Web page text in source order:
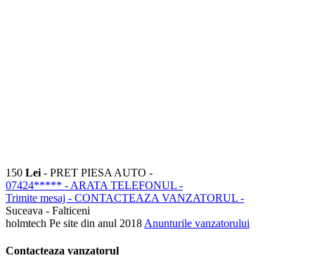
150 Lei - PRET PIESA AUTO -
07424***** - ARATA TELEFONUL -
Trimite mesaj - CONTACTEAZA VANZATORUL -
Suceava - Falticeni
holmtech Pe site din anul 2018 Anunturile vanzatorului
Contacteaza vanzatorul